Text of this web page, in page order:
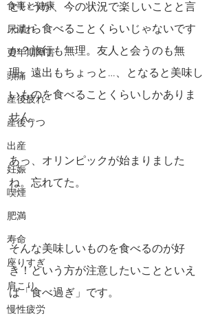
食事と健康
尿漏れ
更年期障害
頭痛
産後疲れ
産後うつ
出産
妊娠
喫煙
肥満
寿命
座りすぎ
肩こり
慢性疲労
というか、今の状況で楽しいことと言
ったら食べることくらいじゃないです
か？旅行も無理。友人と会うのも無
理。遠出もちょっと…、となると美味し
いものを食べることくらいしかありま
せん。
あっ、オリンピックが始まりました
ね。忘れてた。
そんな美味しいものを食べるのが好
き！という方が注意したいことといえ
ば「食べ過ぎ」です。